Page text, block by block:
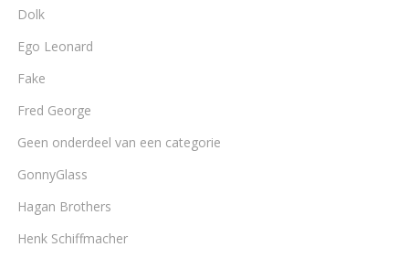
Dolk
Ego Leonard
Fake
Fred George
Geen onderdeel van een categorie
GonnyGlass
Hagan Brothers
Henk Schiffmacher